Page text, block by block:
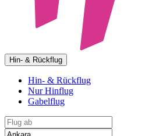
Hin- & Rückflug
Hin- & Rückflug
Nur Hinflug
Gabelflug